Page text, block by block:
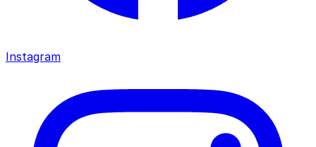
Instagram